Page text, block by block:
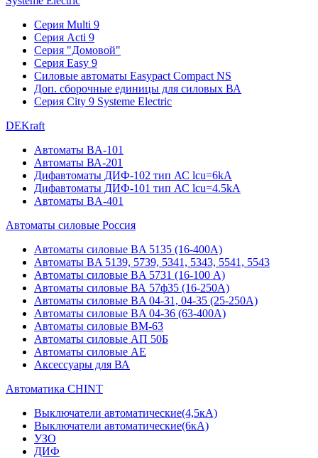
Серия Multi 9
Серия Acti 9
Серия "Домовой"
Серия Easy 9
Силовые автоматы Easypact Compact NS
Доп. сборочные единицы для силовых ВА
Серия City 9 Systeme Electric
DEKraft
Автоматы BA-101
Автоматы ВА-201
Дифавтоматы ДИФ-102 тип АС lcu=6kA
Дифавтоматы ДИФ-101 тип АС lcu=4.5kA
Автоматы BA-401
Автоматы силовые Россия
Автоматы силовые BA 5135 (16-400А)
Автоматы BA 5139, 5739, 5341, 5343, 5541, 5543
Автоматы силовые BA 5731 (16-100 А)
Автоматы силовые ВА 57ф35 (16-250А)
Автоматы силовые BA 04-31, 04-35 (25-250А)
Автоматы силовые BA 04-36 (63-400А)
Автоматы силовые ВМ-63
Автоматы силовые АП 50Б
Автоматы силовые АЕ
Аксессуары для ВА
Автоматика CHINT
Выключатели автоматические(4,5кА)
Выключатели автоматические(6кА)
УЗО
ДИФ